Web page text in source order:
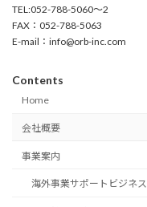
TEL:052-788-5060～2
FAX：052-788-5063
E-mail：info@orb-inc.com
Contents
Home
会社概要
事業案内
海外事業サポートビジネス